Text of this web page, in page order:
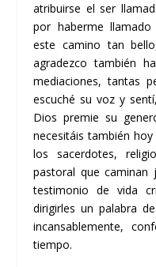
atribuirse el ser
por haberme
este camino tan
agradezco también
mediaciones, tantas
escuché su voz y
Dios premie su
necesitáis también
los sacerdotes,
pastoral que
testimonio de vida
dirigirles un palabra
incansablemente,
tiempo.